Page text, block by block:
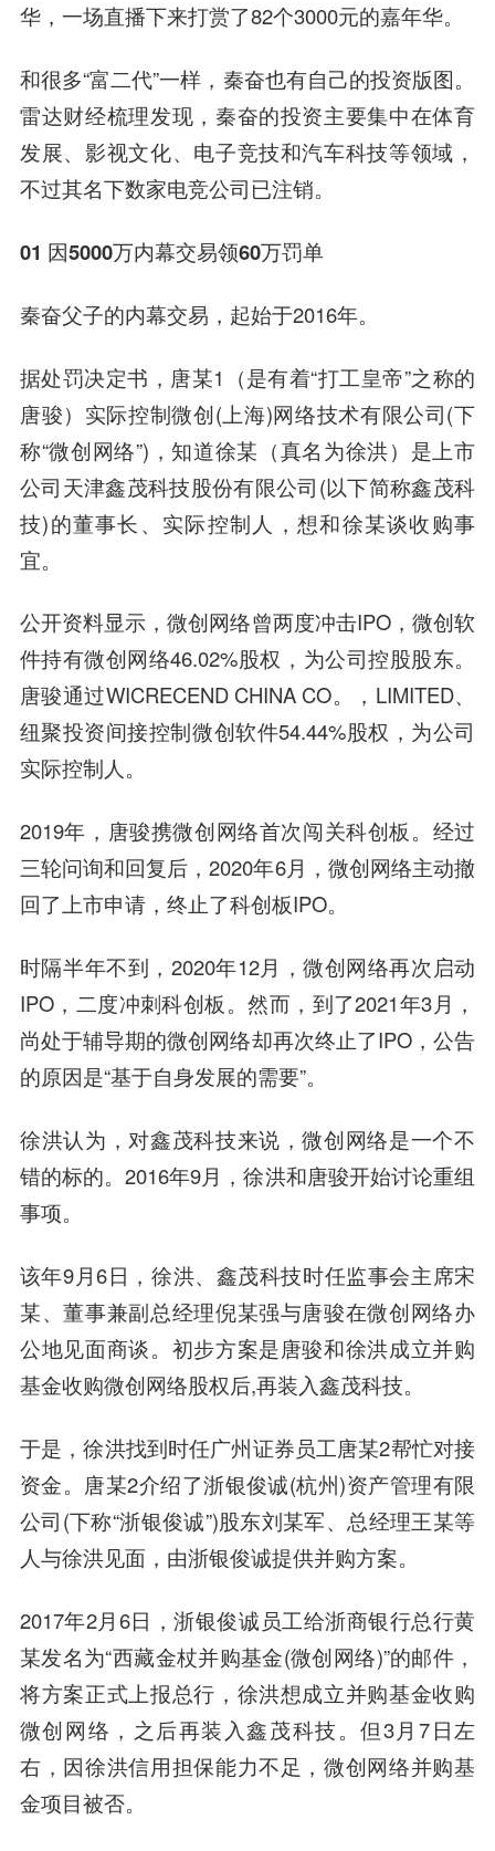
华，一场直播下来打赏了82个3000元的嘉年华。
和很多“富二代”一样，秦奋也有自己的投资版图。
雷达财经梳理发现，秦奋的投资主要集中在体育
发展、影视文化、电子竞技和汽车科技等领域，
不过其名下数家电竞公司已注销。
01 因5000万内幕交易领60万罚单
秦奋父子的内幕交易，起始于2016年。
据处罚决定书，唐某1（是有着“打工皇帝”之称的
唐骏）实际控制微创(上海)网络技术有限公司(下
称“微创网络”)，知道徐某（真名为徐洪）是上市
公司天津鑫茂科技股份有限公司(以下简称鑫茂科
技)的董事长、实际控制人，想和徐某谈收购事
宜。
公开资料显示，微创网络曾两度冲击IPO，微创软
件持有微创网络46.02%股权，为公司控股股东。
唐骏通过WICRECEND CHINA CO。，LIMITED、
纽聚投资间接控制微创软件54.44%股权，为公司
实际控制人。
2019年，唐骏携微创网络首次闯关科创板。经过
三轮问询和回复后，2020年6月，微创网络主动撤
回了上市申请，终止了科创板IPO。
时隔半年不到，2020年12月，微创网络再次启动
IPO，二度冲刺科创板。然而，到了2021年3月，
尚处于辅导期的微创网络却再次终止了IPO，公告
的原因是“基于自身发展的需要”。
徐洪认为，对鑫茂科技来说，微创网络是一个不
错的标的。2016年9月，徐洪和唐骏开始讨论重组
事项。
该年9月6日，徐洪、鑫茂科技时任监事会主席宋
某、董事兼副总经理倪某强与唐骏在微创网络办
公地见面商谈。初步方案是唐骏和徐洪成立并购
基金收购微创网络股权后,再装入鑫茂科技。
于是，徐洪找到时任广州证券员工唐某2帮忙对接
资金。唐某2介绍了浙银俊诚(杭州)资产管理有限
公司(下称“浙银俊诚”)股东刘某军、总经理王某等
人与徐洪见面，由浙银俊诚提供并购方案。
2017年2月6日，浙银俊诚员工给浙商银行总行黄
某发名为“西藏金杖并购基金(微创网络)”的邮件，
将方案正式上报总行，徐洪想成立并购基金收购
微创网络，之后再装入鑫茂科技。但3月7日左
右，因徐洪信用担保能力不足，微创网络并购基
金项目被否。